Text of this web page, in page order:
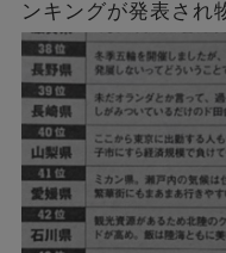
ンキングが発表され